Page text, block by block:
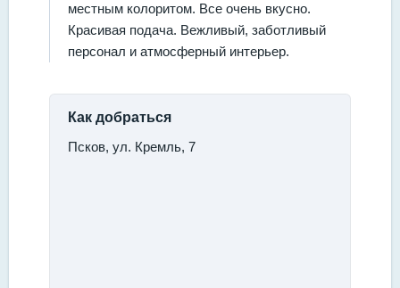
местным колоритом. Все очень вкусно.
Красивая подача. Вежливый, заботливый
персонал и атмосферный интерьер.
Как добраться
Псков, ул. Кремль, 7